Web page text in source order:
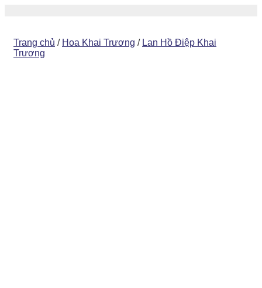
Trang chủ / Hoa Khai Trương / Lan Hồ Điệp Khai
Trương